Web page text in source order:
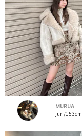
MURUA
juri/153cm